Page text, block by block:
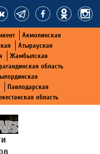
Акмолинская
Атырауская
Жамбылская
область
Павлодарская
область